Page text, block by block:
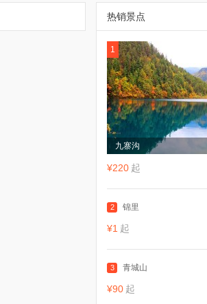
热销景点
1
九寨沟
¥220 起
2 锦里
¥1 起
3 青城山
¥90 起